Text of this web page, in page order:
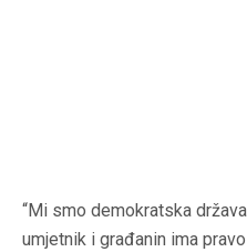
“Mi smo demokratska
umjetnik i građanin ima